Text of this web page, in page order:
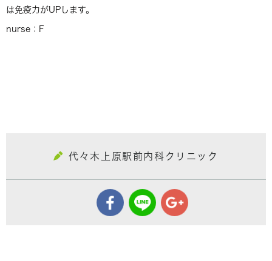
は免疫力がUPします。
nurse：F
代々木上原駅前内科クリニック